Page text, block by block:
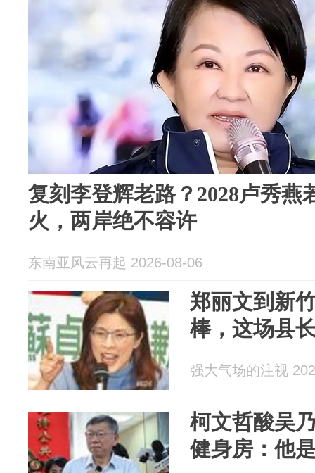
复刻李登辉老路？2028卢秀燕
火，两岸绝不容许
东南亚风云再起 2026-08-06
郑丽文到新
棒，这场县
强大气场的注视
柯文哲酸吴
健身房：他